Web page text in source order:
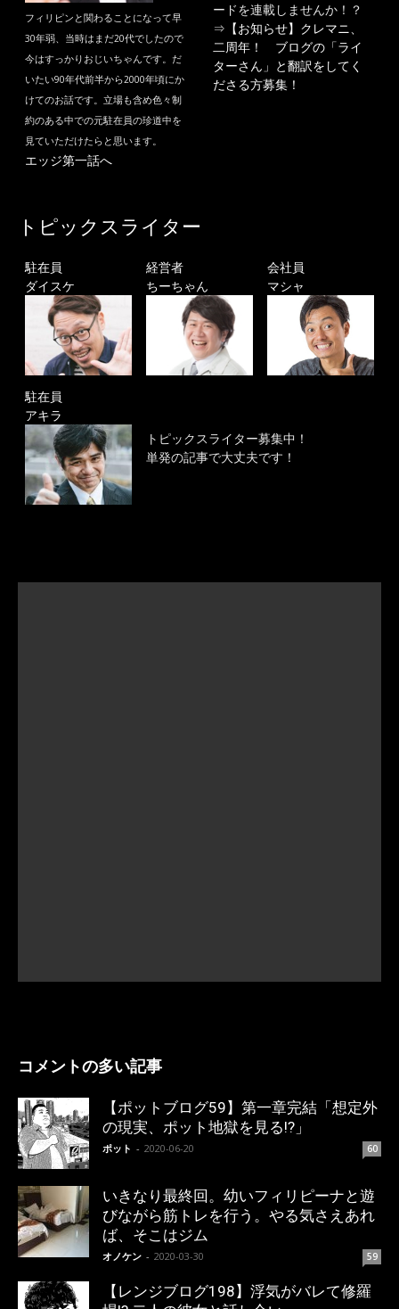
フィリピンと関わることになって早
30年弱、当時はまだ20代でしたので
今はすっかりおじいちゃんです。だ
いたい90年代前半から2000年頃にか
けてのお話です。立場も含め色々制
約のある中での元駐在員の珍道中を
見ていただけたらと思います。
エッジ第一話へ
ードを連載しませんか！？
⇒ 【お知らせ】クレマニ、
二周年！ ブログの「ライ
ターさん」と翻訳をしてく
ださる方募集！
トピックスライター
駐在員
ダイスケ
経営者
ちーちゃん
会社員
マシャ
駐在員
アキラ
トピックスライター募集中！
単発の記事で大丈夫です！
コメントの多い記事
【ポットブログ59】第一章完結「想定外
の現実、ポット地獄を見る!?」
ポット - 2020-06-20 60
いきなり最終回。幼いフィリピーナと遊
びながら筋トレを行う。やる気さえあれ
ば、そこはジム
オノケン - 2020-03-30 59
【レンジブログ198】浮気がバレて修羅